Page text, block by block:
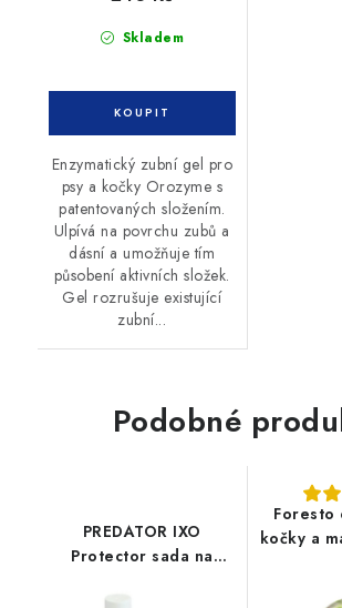
Skladem
Enzymatický zubní gel pro
psy a kočky Orozyme s
patentovaných složením.
Ulpívá na povrchu zubů a
dásní a umožňuje tím
působení aktivních složek.
Gel rozrušuje existující
zubní...
Podobné
PREDATOR IXO
Protector sada na
Foresto
kočky a